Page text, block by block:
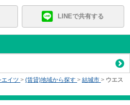
LINEで共有する
エイツ > (賃貸)地域から探す > 結城市 > ウエス